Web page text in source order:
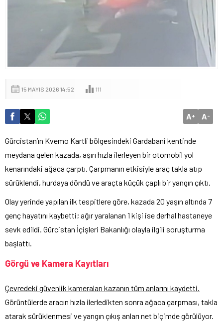
15 MAYIS 2026 14:52 111
A+ A-
Gürcistan’ın Kvemo Kartli bölgesindeki Gardabani kentinde
meydana gelen kazada, aşırı hızla ilerleyen bir otomobil yol
kenarındaki ağaca çarptı. Çarpmanın etkisiyle araç takla atıp
sürüklendi, hurdaya döndü ve araçta küçük çaplı bir yangın çıktı.
Olay yerinde yapılan ilk tespitlere göre, kazada 20 yaşın altında 7
genç hayatını kaybetti; ağır yaralanan 1 kişi ise derhal hastaneye
sevk edildi. Gürcistan İçişleri Bakanlığı olayla ilgili soruşturma
başlattı.
Görgü ve Kamera Kayıtları
Çevredeki güvenlik kameraları kazanın tüm anlarını kaydetti.
Görüntülerde aracın hızla ilerledikten sonra ağaca çarpması, takla
atarak sürüklenmesi ve yangın çıkış anları net biçimde görülüyor.